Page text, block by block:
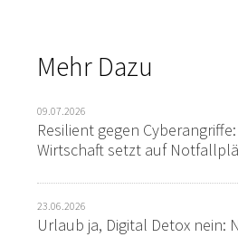
Mehr Dazu
09.07.2026
Resilient gegen
Wirtschaft setzt auf
23.06.2026
Urlaub ja, Digital Detox nein: